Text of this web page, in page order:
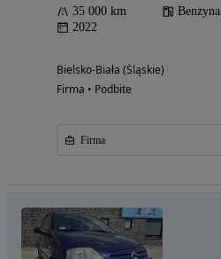
35 000 km Benzyna
2022
Bielsko-Biała (Śląskie)
Firma • Podbite
Firma